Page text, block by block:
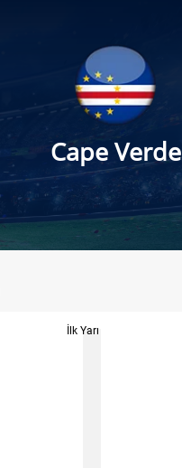
Cape Verde
İlk Yarı